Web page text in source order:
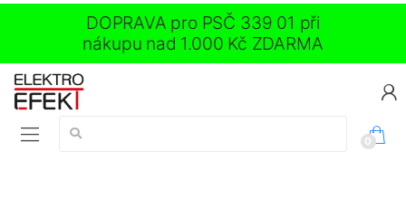
DOPRAVA pro PSČ 339 01 při
nákupu nad 1.000 Kč ZDARMA
Vyhledávání:
0